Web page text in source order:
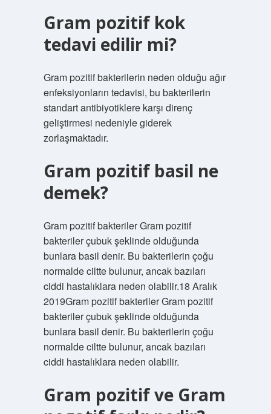
Gram pozitif kok
tedavi edilir mi?
Gram pozitif bakterilerin neden olduğu ağır
enfeksiyonların tedavisi, bu bakterilerin
standart antibiyotiklere karşı direnç
geliştirmesi nedeniyle giderek
zorlaşmaktadır.
Gram pozitif basil ne
demek?
Gram pozitif bakteriler Gram pozitif
bakteriler çubuk şeklinde olduğunda
bunlara basil denir. Bu bakterilerin çoğu
normalde ciltte bulunur, ancak bazıları
ciddi hastalıklara neden olabilir.18 Aralık
2019Gram pozitif bakteriler Gram pozitif
bakteriler çubuk şeklinde olduğunda
bunlara basil denir. Bu bakterilerin çoğu
normalde ciltte bulunur, ancak bazıları
ciddi hastalıklara neden olabilir.
Gram pozitif ve Gram